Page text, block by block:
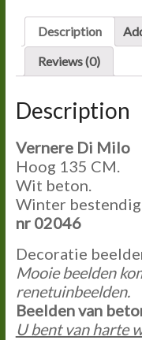
Description
Reviews (0)
Description
Vernere Di Milo
Hoog 135 CM.
Wit beton.
Winter
nr 02046
Decoratie
Mooie beelden
renetuinbeelden.
Beelden van
U bent van harte